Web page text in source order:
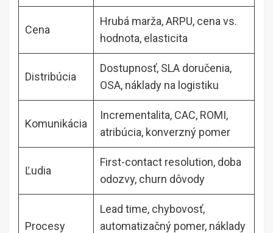
Cena
Hrubá marža, ARPU, cena vs.
hodnota, elasticita
Distribúcia
Dostupnosť, SLA doručenia,
OSA, náklady na logistiku
Komunikácia
Incrementalita, CAC, ROMI,
atribúcia, konverzný pomer
Ľudia
First-contact resolution, doba
odozvy, churn dôvody
Procesy
Lead time, chybovosť,
automatizačný pomer, náklady